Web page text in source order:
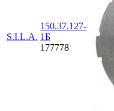
S.I.L.A.
150.37.127-
1Б
177778